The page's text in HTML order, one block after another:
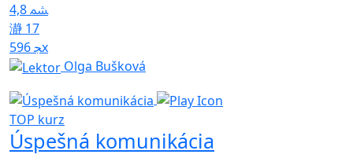
4,8
17
596x
Olga Bušková
TOP kurz
Úspešná komunikácia